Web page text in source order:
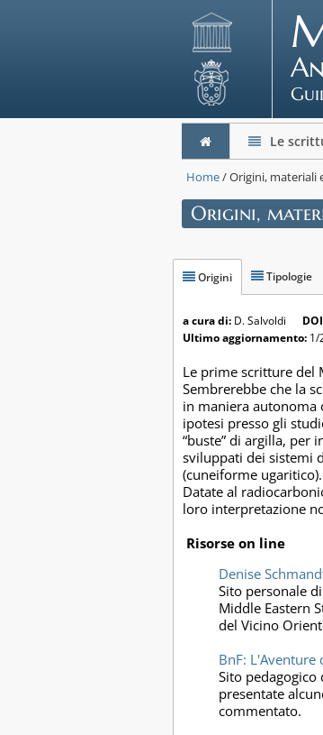
Le
Home/ Origini, materiali
Origini,
Origini Tipologie
a cura di: D. Salvoldi
Ultimo aggiornamento: 1/
Le prime scritture del
Sembrerebbe che la
in maniera autonoma
ipotesi presso gli
“buste” di argilla, per
sviluppati dei sistemi
(cuneiforme
Datate al
loro interpretazione
Risorse on line
Denise
Sito personale
Middle Eastern
del Vicino
BnF: L'Aventure
Sito pedagogico
presentate
commentato.